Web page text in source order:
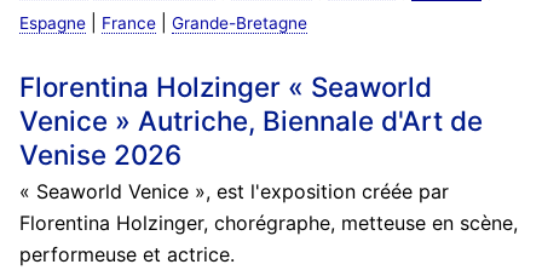
Espagne| France| Grande-Bretagne
Florentina Holzinger « Seaworld
Venice » Autriche, Biennale d'Art de
Venise 2026
« Seaworld Venice », est l'exposition créée par
Florentina Holzinger, chorégraphe, metteuse en scène,
performeuse et actrice.